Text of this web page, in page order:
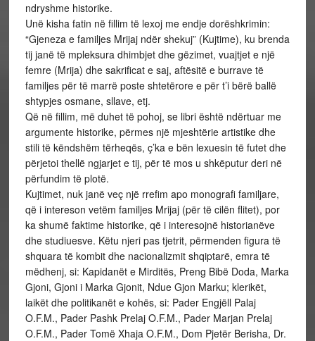
ndryshme historike.
Unë kisha fatin në fillim të lexoj me endje dorëshkrimin:
“Gjeneza e familjes Mrijaj ndër shekuj” (Kujtime), ku brenda
tij janë të mpleksura dhimbjet dhe gëzimet, vuajtjet e një
femre (Mrija) dhe sakrificat e saj, aftësitë e burrave të
familjes për të marrë poste shtetërore e për t’i bërë ballë
shtypjes osmane, sllave, etj.
Që në fillim, më duhet të pohoj, se libri është ndërtuar me
argumente historike, përmes një mjeshtërie artistike dhe
stili të këndshëm tërheqës, ç’ka e bën lexuesin të futet dhe
përjetoi thellë ngjarjet e tij, për të mos u shkëputur deri në
përfundim të plotë.
Kujtimet, nuk janë veç një rrefim apo monografi familjare,
që i intereson vetëm familjes Mrijaj (për të cilën flitet), por
ka shumë faktime historike, që i interesojnë historianëve
dhe studiuesve. Këtu njeri pas tjetrit, përmenden figura të
shquara të kombit dhe nacionalizmit shqiptarë, emra të
mëdhenj, si: Kapidanët e Mirditës, Preng Bibë Doda, Marka
Gjoni, Gjoni i Marka Gjonit, Ndue Gjon Marku; klerikët,
laikët dhe politikanët e kohës, si: Pader Engjëll Palaj
O.F.M., Pader Pashk Prelaj O.F.M., Pader Marjan Prelaj
O.F.M., Pader Tomë Xhaja O.F.M., Dom Pjetër Berisha, Dr.